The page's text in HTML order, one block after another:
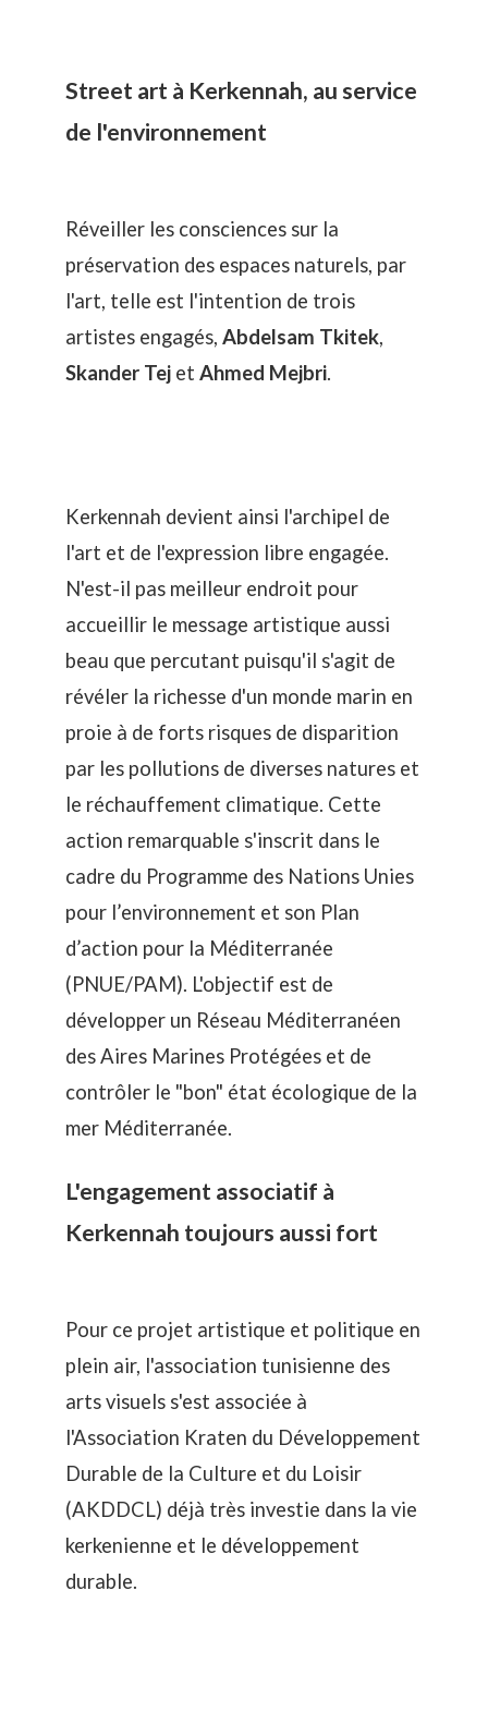
Street art à Kerkennah, au service
de l'environnement
Réveiller les consciences sur la
préservation des espaces naturels, par
l'art, telle est l'intention de trois
artistes engagés, Abdelsam Tkitek,
Skander Tej et Ahmed Mejbri.
Kerkennah devient ainsi l'archipel de
l'art et de l'expression libre engagée.
N'est-il pas meilleur endroit pour
accueillir le message artistique aussi
beau que percutant puisqu'il s'agit de
révéler la richesse d'un monde marin en
proie à de forts risques de disparition
par les pollutions de diverses natures et
le réchauffement climatique. Cette
action remarquable s'inscrit dans le
cadre du Programme des Nations Unies
pour l’environnement et son Plan
d’action pour la Méditerranée
(PNUE/PAM). L'objectif est de
développer un Réseau Méditerranéen
des Aires Marines Protégées et de
contrôler le "bon" état écologique de la
mer Méditerranée.
L'engagement associatif à
Kerkennah toujours aussi fort
Pour ce projet artistique et politique en
plein air, l'association tunisienne des
arts visuels s'est associée à
l'Association Kraten du Développement
Durable de la Culture et du Loisir
(AKDDCL) déjà très investie dans la vie
kerkenienne et le développement
durable.